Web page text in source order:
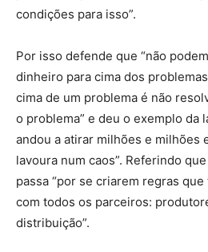
condições para isso”.
Por isso defende que “não
dinheiro para cima dos
cima de um problema é não
o problema” e deu o exemplo da
andou a atirar milhões e milhões
lavoura num caos”. Referindo
passa “por se criarem regras
com todos os parceiros:
distribuição”.